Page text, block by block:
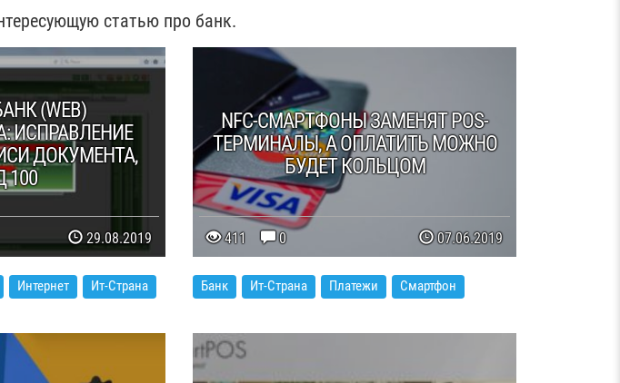
статью про банк.
(WEB)
ИСПРАВЛЕНИЕ
ДОКУМЕНТА,
100
29.08.2019
Интернет Ит-Страна
NFC-СМАРТФОНЫ ЗАМЕНЯТ POS-
ТЕРМИНАЛЫ, А ОПЛАТИТЬ МОЖНО
БУДЕТ КОЛЬЦОМ
411 0 07.06.2019
Банк Ит-Страна Платежи Смартфон